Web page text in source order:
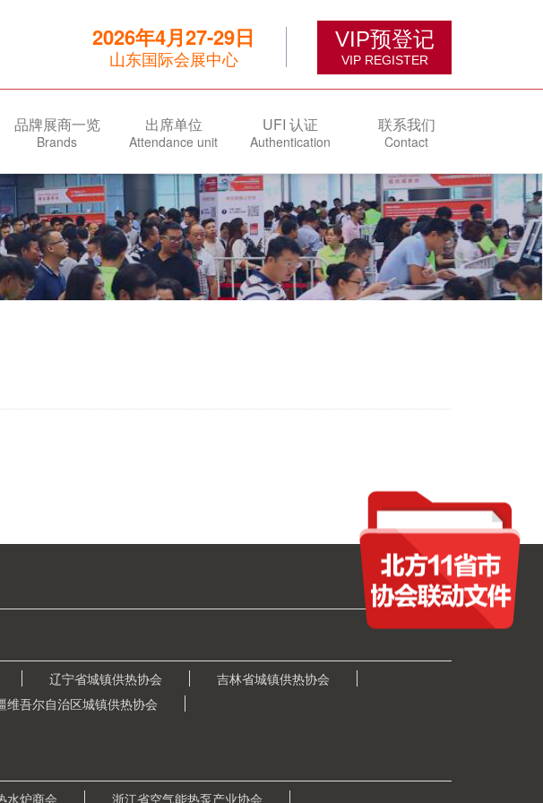
2026年4月27-29日
山东国际会展中心
VIP预登记
VIP REGISTER
品牌展商一览
Brands
出席单位
Attendance unit
UFI 认证
Authentication
联系我们
Contact
辽宁省城镇供热协会
吉林省城镇供热协会
维吾尔自治区城镇供热协会
水炉商会 浙江省空气能热泵产业协会